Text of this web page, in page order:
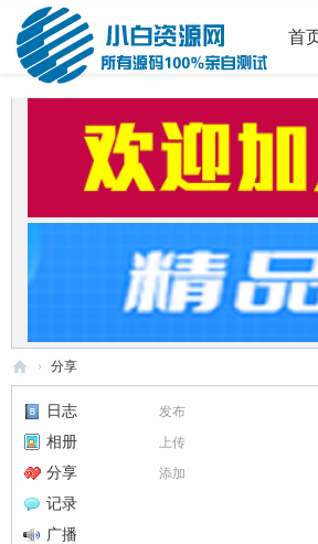
首
白
码
› 分享
发布
日志
上传
相册
添加
分享
记录
广播